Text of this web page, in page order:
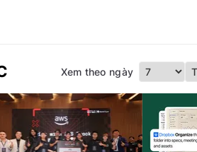
Xem theo ngày